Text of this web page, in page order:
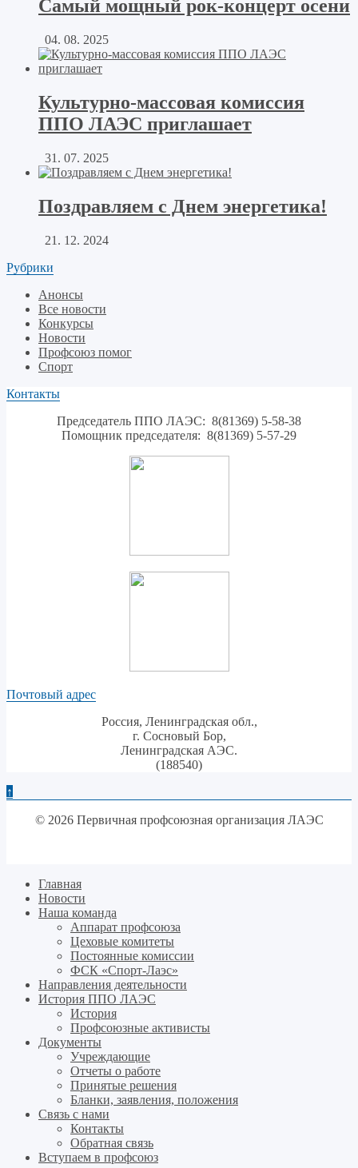
Самый мощный рок-концерт осени
04. 08. 2025
Культурно-массовая комиссия
ППО ЛАЭС приглашает
31. 07. 2025
Поздравляем с Днем энергетика!
21. 12. 2024
Рубрики
Анонсы
Все новости
Конкурсы
Новости
Профсоюз помог
Спорт
Контакты
Председатель ППО ЛАЭС: 8(81369) 5-58-38
Помощник председателя: 8(81369) 5-57-29
Почтовый адрес
Россия, Ленинградская обл.,
г. Сосновый Бор,
Ленинградская АЭС.
(188540)
↑
© 2026 Первичная профсоюзная организация ЛАЭС
Главная
Новости
Наша команда
Аппарат профсоюза
Цеховые комитеты
Постоянные комиссии
ФСК «Спорт-Лаэс»
Направления деятельности
История ППО ЛАЭС
История
Профсоюзные активисты
Документы
Учреждающие
Отчеты о работе
Принятые решения
Бланки, заявления, положения
Связь с нами
Контакты
Обратная связь
Вступаем в профсоюз